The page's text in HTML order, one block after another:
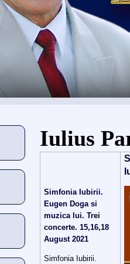
Eşti aici
Iulius
Simfonia Iubirii.
Eugen Doga si
muzica lui. Trei
concerte. 15,16,18
August 2021
Simfonia Iubirii.